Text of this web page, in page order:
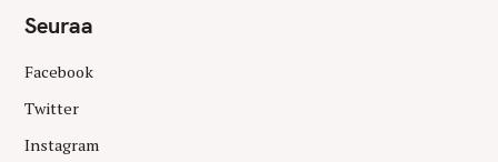
Seuraa
Facebook
Twitter
Instagram